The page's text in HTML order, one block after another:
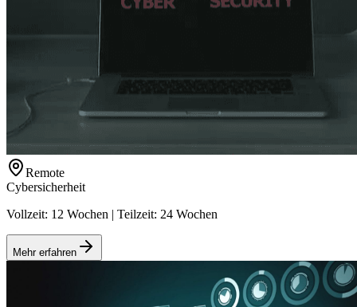
Remote
Cybersicherheit
Vollzeit: 12 Wochen | Teilzeit: 24 Wochen
Mehr erfahren